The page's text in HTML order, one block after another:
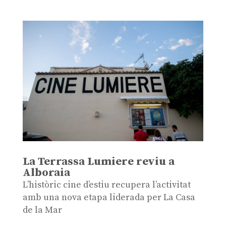
La Terrassa Lumiere reviu a
Alboraia
L’històric cine d’estiu recupera l’activitat
amb una nova etapa liderada per La Casa
de la Mar